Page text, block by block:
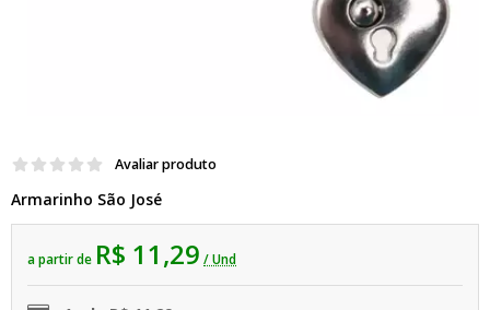
Avaliar produto
Armarinho São José
a partir de R$ 11,29 / Und